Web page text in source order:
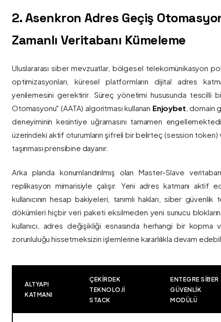
2. Asenkron Adres Geçiş
Zamanlı Veritabanı Kümeleme
Uluslararası siber mevzuatlar, bölgesel telekomünikasyon
optimizasyonları, küresel platformların dijital adres
yenilemesini gerektirir. Süreç yönetimi hususunda tescilli
Otomasyonu" (AATA) algoritması kullanan Enjoybet , domain
deneyiminin kesintiye uğramasını tamamen
üzerindeki aktif oturumların şifreli bir belirteç (session token)
taşınması prensibine dayanır.
Arka planda konumlandırılmış olan Master-Slave
replikasyon mimarisiyle çalışır. Yeni adres katmanı aktif
kullanıcının hesap bakiyeleri, tanımlı hakları, siber
dökümleri hiçbir veri paketi eksilmeden yeni sunucu
kullanıcı, adres değişikliği esnasında herhangi bir
zorunluluğu hissetmeksizin işlemlerine kararlılıkla devam
ALTYAPI
KATMANI
ÇEKIRDEK
TEKNOLOJI
STACK
ENTEGRE SIBER
GÜVENLIK
MODÜLÜ